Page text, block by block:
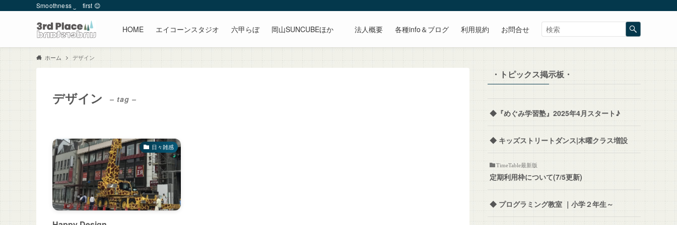
Smoothness ‿ first 😊
HOME エイコーンスタジオ 六甲らぼ 岡山SUNCUBEほか 法人概要 各種info＆ブログ 利用規約 お問合せ
ホーム デザイン
デザイン – tag –
日々雑感
・トピックス掲示板・
◆『めぐみ学習塾』2025年4月スタート♪
◆ キッズストリートダンス|木曜クラス増設
TimeTable最新版
定期利用枠について(7/5更新)
◆ プログラミング教室 ｜小学２年生～